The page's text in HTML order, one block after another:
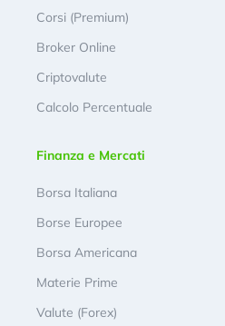
Corsi (Premium)
Broker Online
Criptovalute
Calcolo Percentuale
Finanza e Mercati
Borsa Italiana
Borse Europee
Borsa Americana
Materie Prime
Valute (Forex)